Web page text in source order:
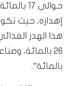
حوالي
هذا الهدر
بالمائة”.